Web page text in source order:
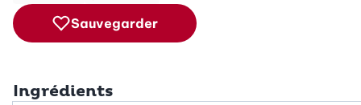
Sauvegarder
Ingrédients